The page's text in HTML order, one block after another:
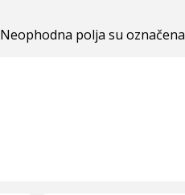
Neophodna polja su označena